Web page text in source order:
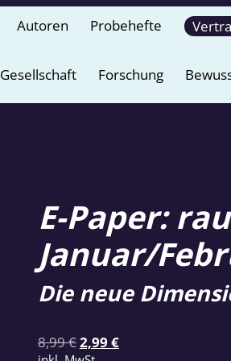
Autoren Probehefte
Gesellschaft Forschung
E-Paper:
Januar/
8,99€Ursprünglicher
2,99 €Aktueller
Die neue